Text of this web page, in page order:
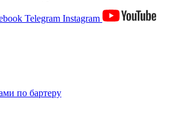
Telegram Instagram
по бартеру